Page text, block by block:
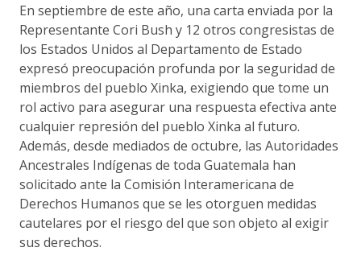
En septiembre de este año, una carta enviada por la
Representante Cori Bush y 12 otros congresistas de
los Estados Unidos al Departamento de Estado
expresó preocupación profunda por la seguridad de
miembros del pueblo Xinka, exigiendo que tome un
rol activo para asegurar una respuesta efectiva ante
cualquier represión del pueblo Xinka al futuro.
Además, desde mediados de octubre, las Autoridades
Ancestrales Indígenas de toda Guatemala han
solicitado ante la Comisión Interamericana de
Derechos Humanos que se les otorguen medidas
cautelares por el riesgo del que son objeto al exigir
sus derechos.